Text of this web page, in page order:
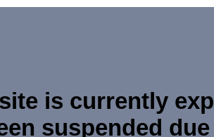
is currently
suspended